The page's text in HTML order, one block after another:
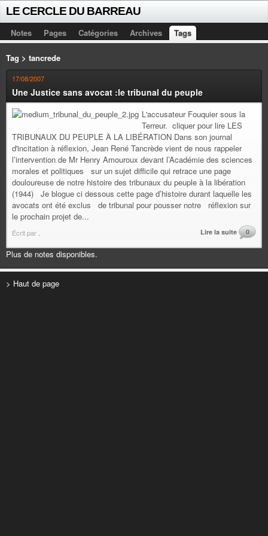
LE CERCLE DU BARREAU
Notes Pages Catégories Archives Tags
Tag > tancrede
17/08/2007
Une Justice sans avocat :le tribunal du peuple
L'accusateur Fouquier sous la
Terreur. cliquer pour lire LES
TRIBUNAUX DU PEUPLE À LA LIBÉRATION Dans son journal
d'incitation à réflexion, Jean René Tancrède vient de nous rappeler
l’intervention de Mr Henry Amouroux devant l’Académie des sciences
morales et politiques sur un sujet difficile qui retrace une page
douloureuse de notre histoire des tribunaux du peuple à la libération
(1944) Je blogue ci dessous cette page d’histoire durant laquelle les
avocats ont été exclus de tribunal pour pousser notre réflexion sur
le prochain projet de...
Écrit par Lire la suite 0
Plus de notes disponibles.
> Haut de page